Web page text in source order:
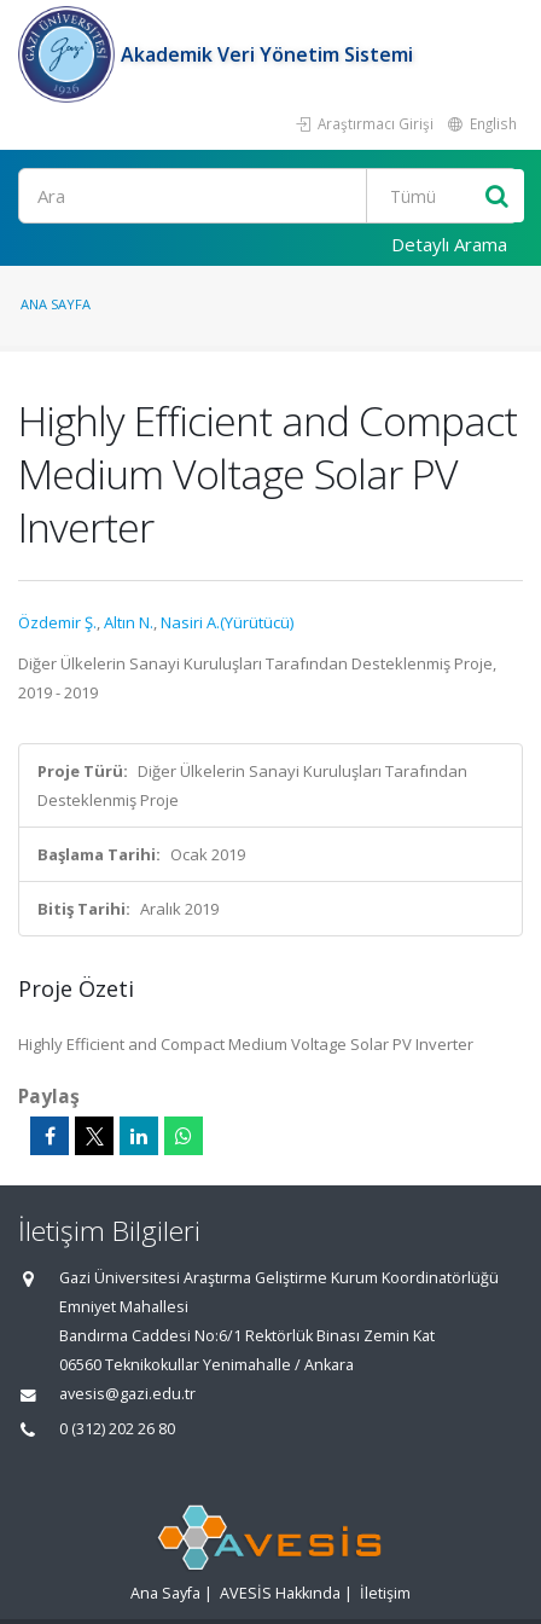
Akademik Veri Yönetim Sistemi
Araştırmacı Girişi English
Ara
Detaylı Arama
ANA SAYFA
Highly Efficient and Compact
Medium Voltage Solar PV
Inverter
Özdemir Ş.,Altın N.,Nasiri A.(Yürütücü)
Diğer Ülkelerin Sanayi Kuruluşları Tarafından Desteklenmiş Proje,
2019 - 2019
Proje Türü: Diğer Ülkelerin Sanayi Kuruluşları Tarafından
Desteklenmiş Proje
Başlama Tarihi: Ocak 2019
Bitiş Tarihi: Aralık 2019
Proje Özeti
Highly Efficient and Compact Medium Voltage Solar PV Inverter
Paylaş
İletişim Bilgileri
Gazi Üniversitesi Araştırma Geliştirme Kurum Koordinatörlüğü
Emniyet Mahallesi
Bandırma Caddesi No:6/1 Rektörlük Binası Zemin Kat
06560 Teknikokullar Yenimahalle / Ankara
avesis@gazi.edu.tr
0 (312) 202 26 80
Ana Sayfa | AVESİS Hakkında | İletişim